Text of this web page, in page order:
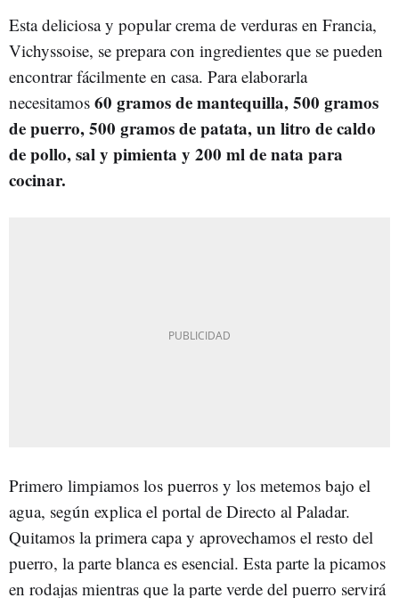
Esta deliciosa y popular crema de verduras en Francia,
Vichyssoise, se prepara con ingredientes que se pueden
encontrar fácilmente en casa. Para elaborarla
necesitamos 60 gramos de mantequilla, 500 gramos
de puerro, 500 gramos de patata, un litro de caldo
de pollo, sal y pimienta y 200 ml de nata para
cocinar.
Primero limpiamos los puerros y los metemos bajo el
agua, según explica el portal de Directo al Paladar.
Quitamos la primera capa y aprovechamos el resto del
puerro, la parte blanca es esencial. Esta parte la picamos
en rodajas mientras que la parte verde del puerro servirá